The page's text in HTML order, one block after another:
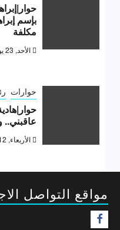
بإسم
مكلفة
الأحد, 23 يوليو 2023, 3:48 م
حوارات
عاقبني..
الأربعاء, 12 يوليو 2023, 4:08 م
مواقع التواصل